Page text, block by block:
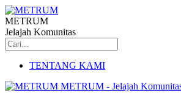
METRUM
Jelajah Komunitas
TENTANG KAMI
METRUM - Jelajah